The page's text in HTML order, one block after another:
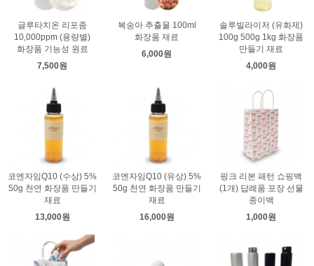
글루타치온 리포좀
10,000ppm (용량별)
화장품 기능성 원료
7,500원
복숭아 추출물 100ml
화장품 재료
6,000원
솔루빌라이저 (유화제)
100g 500g 1kg 화장품
만들기 재료
4,000원
코엔자임Q10 (수상) 5%
50g 천연 화장품 만들기
재료
13,000원
코엔자임Q10 (유상) 5%
50g 천연 화장품 만들기
재료
16,000원
핑크 리본 패턴 쇼핑백
(1개) 답례품 포장 선물
종이백
1,000원